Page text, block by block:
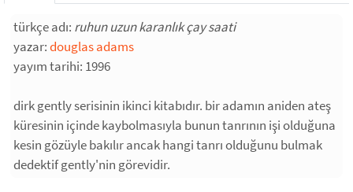
türkçe adı: ruhun uzun karanlık çay saati
yazar:douglas adams
yayım tarihi: 1996
dirk gently serisinin ikinci kitabıdır. bir adamın aniden ateş
küresinin içinde kaybolmasıyla bunun tanrının işi olduğuna
kesin gözüyle bakılır ancak hangi tanrı olduğunu bulmak
dedektif gently'nin görevidir.